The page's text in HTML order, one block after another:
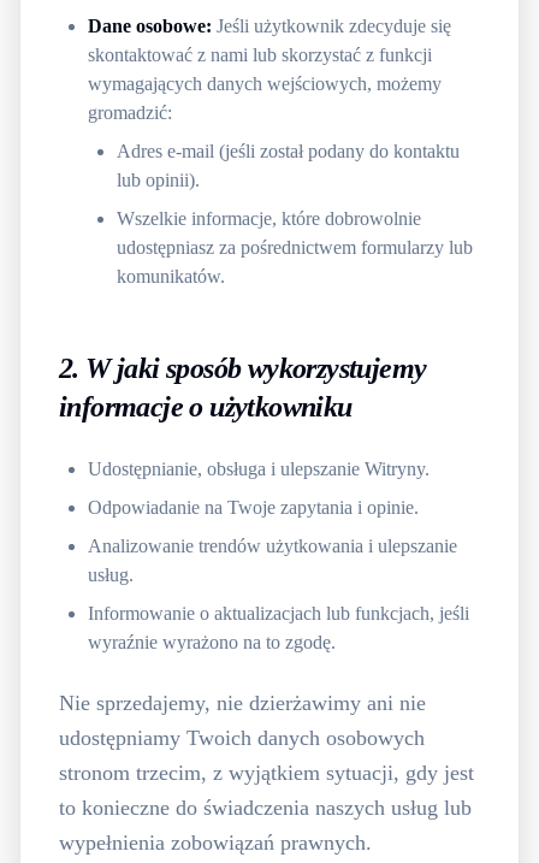
Dane osobowe: Jeśli użytkownik zdecyduje się
skontaktować z nami lub skorzystać z funkcji
wymagających danych wejściowych, możemy
gromadzić:
Adres e-mail (jeśli został podany do kontaktu
lub opinii).
Wszelkie informacje, które dobrowolnie
udostępniasz za pośrednictwem formularzy lub
komunikatów.
2. W jaki sposób wykorzystujemy
informacje o użytkowniku
Udostępnianie, obsługa i ulepszanie Witryny.
Odpowiadanie na Twoje zapytania i opinie.
Analizowanie trendów użytkowania i ulepszanie
usług.
Informowanie o aktualizacjach lub funkcjach, jeśli
wyraźnie wyrażono na to zgodę.
Nie sprzedajemy, nie dzierżawimy ani nie
udostępniamy Twoich danych osobowych
stronom trzecim, z wyjątkiem sytuacji, gdy jest
to konieczne do świadczenia naszych usług lub
wypełnienia zobowiązań prawnych.